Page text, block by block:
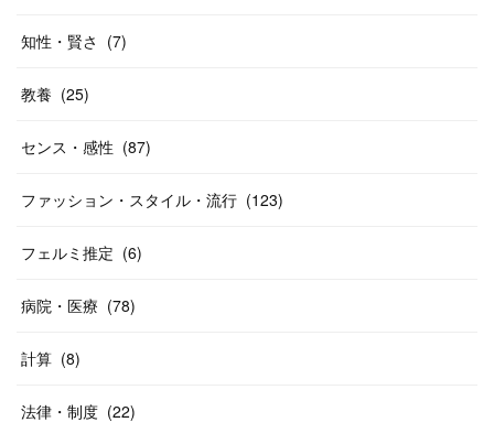
知性・賢さ (7)
教養 (25)
センス・感性 (87)
ファッション・スタイル・流行 (123)
フェルミ推定 (6)
病院・医療 (78)
計算 (8)
法律・制度 (22)